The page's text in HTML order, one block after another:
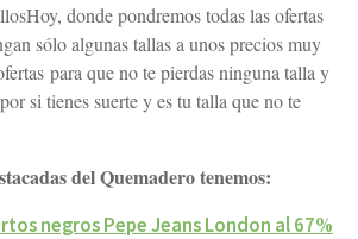
donde pondremos todas las ofertas
sólo algunas tallas a unos precios muy
para que no te pierdas ninguna talla y
si tienes suerte y es tu talla que no te
del Quemadero tenemos:
negros Pepe Jeans London al 67%